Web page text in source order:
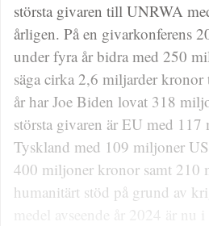
största givaren till UNRWA
årligen. På en givarkonferens
under fyra år bidra med 250
säga cirka 2,6 miljarder
år har Joe Biden lovat 318
största givaren är EU med
Tyskland med 109 miljoner
400 miljoner kronor samt 210
humanitärt stöd på grund av
medel avseende år 2024 är nu